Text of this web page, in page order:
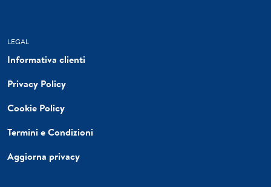
LEGAL
Informativa clienti
Privacy Policy
Cookie Policy
Termini e Condizioni
Aggiorna privacy